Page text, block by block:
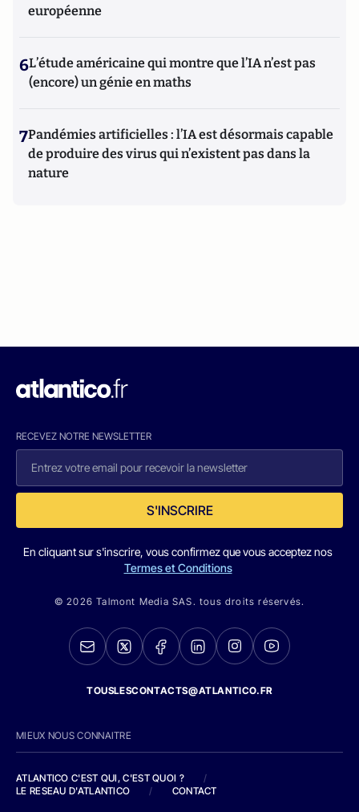
européenne
6L’étude américaine qui montre que l’IA n’est pas
(encore) un génie en maths
7Pandémies artificielles : l’IA est désormais capable
de produire des virus qui n’existent pas dans la
nature
RECEVEZ NOTRE NEWSLETTER
S'INSCRIRE
En cliquant sur s'inscrire, vous confirmez que vous acceptez nos
Termes et Conditions
© 2026 Talmont Media SAS. tous droits réservés.
TOUSLESCONTACTS@ATLANTICO.FR
MIEUX NOUS CONNAITRE
ATLANTICO C'EST QUI, C'EST QUOI ?
/
LE RESEAU D'ATLANTICO
/ CONTACT